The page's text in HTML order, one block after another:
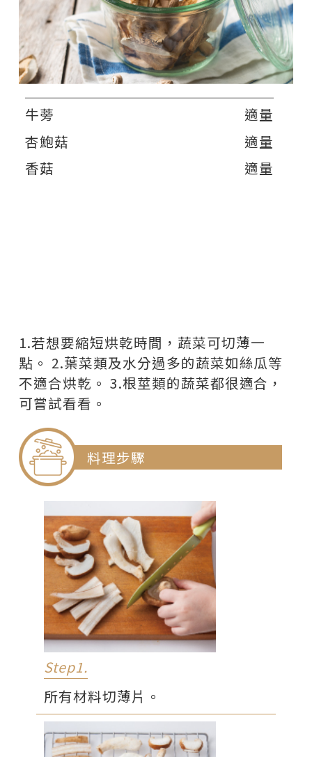
牛蒡
適量
杏鮑菇
適量
香菇
適量
1.若想要縮短烘乾時間，蔬菜可切薄一
點。 2.葉菜類及水分過多的蔬菜如絲瓜等
不適合烘乾。 3.根莖類的蔬菜都很適合，
可嘗試看看。
料理步驟
Step1.
所有材料切薄片。